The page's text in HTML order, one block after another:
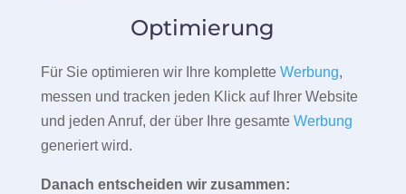
Optimierung
Für Sie optimieren wir Ihre komplette Werbung,
messen und tracken jeden Klick auf Ihrer Website
und jeden Anruf, der über Ihre gesamte Werbung
generiert wird.
Danach entscheiden wir zusammen: